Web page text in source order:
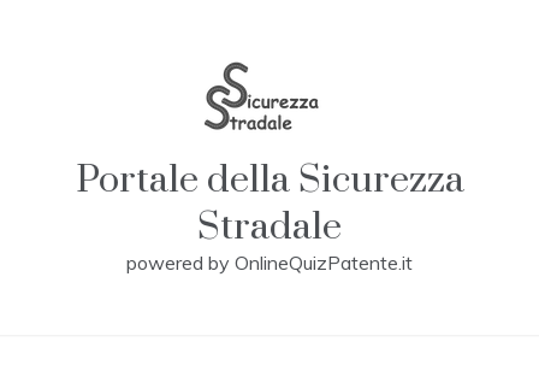
Portale della Sicurezza
Stradale
powered by OnlineQuizPatente.it